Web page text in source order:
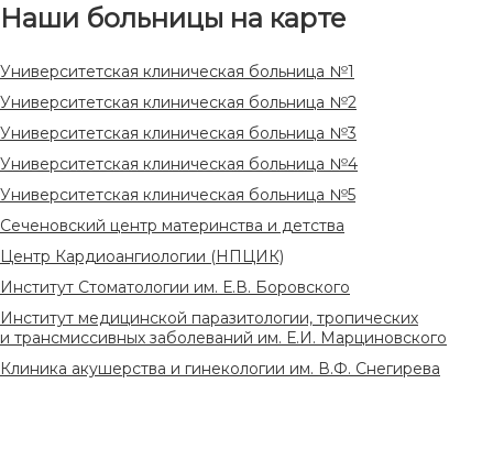
Наши больницы на карте
Университетская клиническая больница №1
Университетская клиническая больница №2
Университетская клиническая больница №3
Университетская клиническая больница №4
Университетская клиническая больница №5
Сеченовский центр материнства и детства
Центр Кардиоангиологии (НПЦИК)
Институт Стоматологии им. Е.В. Боровского
Институт медицинской паразитологии, тропических
и трансмиссивных заболеваний им. Е.И. Марциновского
Клиника акушерства и гинекологии им. В.Ф. Снегирева